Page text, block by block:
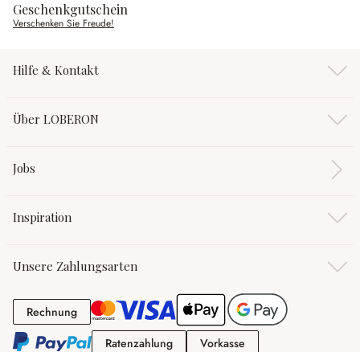
Geschenkgutschein
Verschenken Sie Freude!
Hilfe & Kontakt
Über LOBERON
Jobs
Inspiration
Unsere Zahlungsarten
RechnungRechnung
RatenzahlungRatenzahlung
Vorkasse